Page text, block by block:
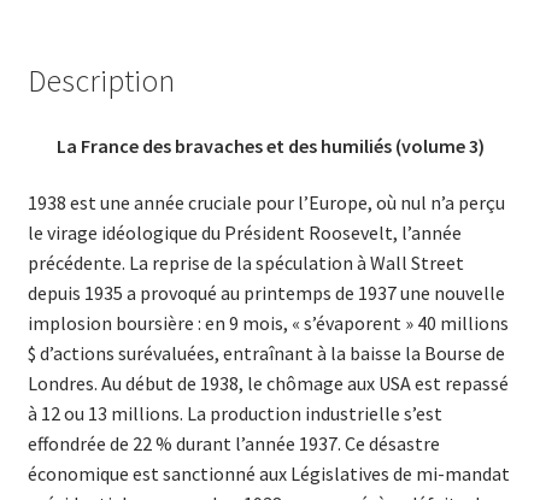
Hiver
1938-
Description
La France des bravaches et des humiliés (volume 3)
1938 est une année cruciale pour l’Europe, où nul n’a perçu
le virage idéologique du Président Roosevelt, l’année
précédente. La reprise de la spéculation à Wall Street
depuis 1935 a provoqué au printemps de 1937 une nouvelle
implosion boursière : en 9 mois, « s’évaporent » 40 millions
$ d’actions surévaluées, entraînant à la baisse la Bourse de
Londres. Au début de 1938, le chômage aux USA est repassé
à 12 ou 13 millions. La production industrielle s’est
effondrée de 22 % durant l’année 1937. Ce désastre
économique est sanctionné aux Législatives de mi-mandat